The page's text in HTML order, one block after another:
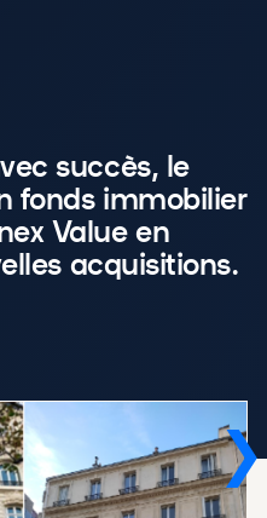
succès, le
fonds immobilier
Value en
acquisitions.